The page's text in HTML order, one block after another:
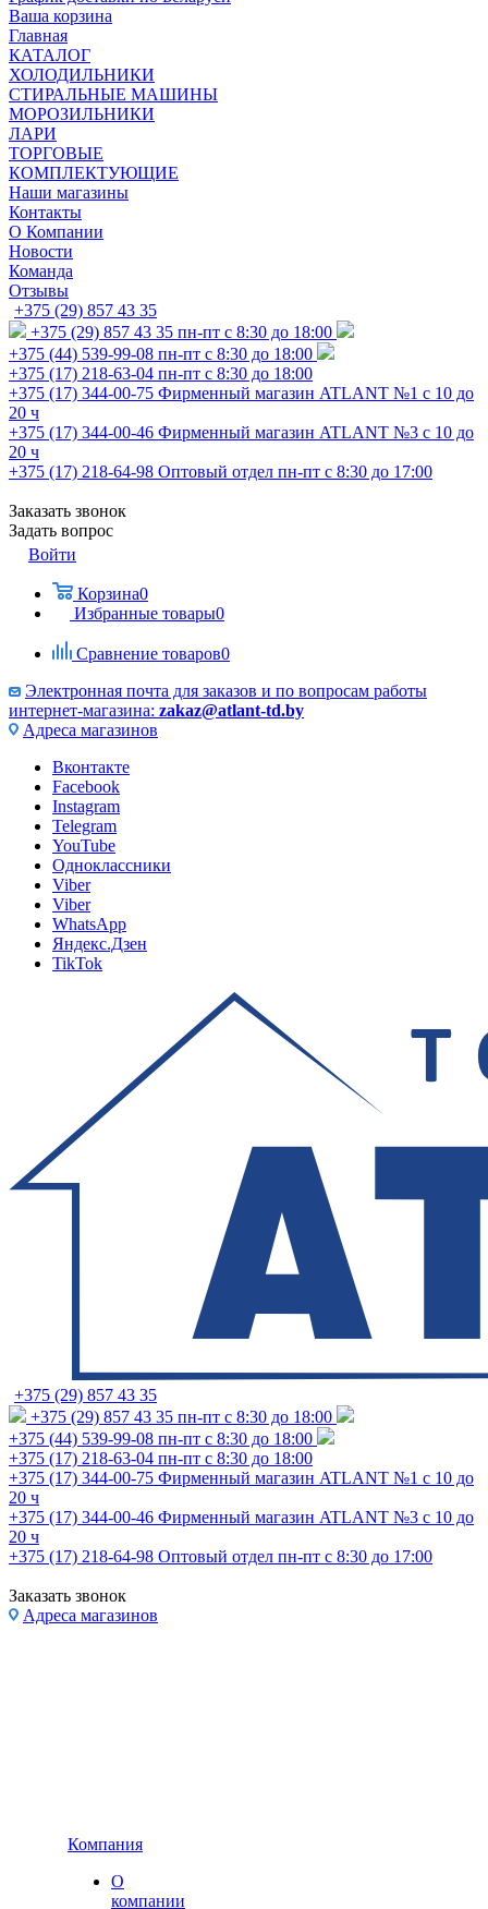
Ваша корзина
Главная
КАТАЛОГ
ХОЛОДИЛЬНИКИ
СТИРАЛЬНЫЕ МАШИНЫ
МОРОЗИЛЬНИКИ
ЛАРИ
ТОРГОВЫЕ
КОМПЛЕКТУЮЩИЕ
Наши магазины
Контакты
О Компании
Новости
Команда
Отзывы
+375 (29) 857 43 35
+375 (29) 857 43 35 пн-пт с 8:30 до 18:00
+375 (44) 539-99-08 пн-пт с 8:30 до 18:00
+375 (17) 218-63-04 пн-пт с 8:30 до 18:00
+375 (17) 344-00-75 Фирменный магазин ATLANT №1 с 10 до
20 ч
+375 (17) 344-00-46 Фирменный магазин ATLANT №3 с 10 до
20 ч
+375 (17) 218-64-98 Оптовый отдел пн-пт с 8:30 до 17:00
Заказать звонок
Задать вопрос
Войти
Корзина0
Избранные товары0
Сравнение товаров0
Электронная почта для заказов и по вопросам работы
интернет-магазина: zakaz@atlant-td.by
Адреса магазинов
Вконтакте
Facebook
Instagram
Telegram
YouTube
Одноклассники
Viber
Viber
WhatsApp
Яндекс.Дзен
TikTok
+375 (29) 857 43 35
+375 (29) 857 43 35 пн-пт с 8:30 до 18:00
+375 (44) 539-99-08 пн-пт с 8:30 до 18:00
+375 (17) 218-63-04 пн-пт с 8:30 до 18:00
+375 (17) 344-00-75 Фирменный магазин ATLANT №1 с 10 до
20 ч
+375 (17) 344-00-46 Фирменный магазин ATLANT №3 с 10 до
20 ч
+375 (17) 218-64-98 Оптовый отдел пн-пт с 8:30 до 17:00
Заказать звонок
Адреса магазинов
Компания
О
компании